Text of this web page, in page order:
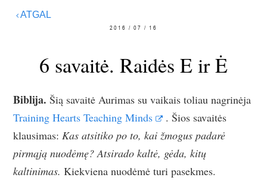
ATGAL
2016 / 07 / 16
6 savaitė. Raidės E ir Ė
Biblija.Šią savaitė Aurimas su vaikais toliau nagrinėja
Training Hearts Teaching Minds
. Šios savaitės
klausimas:Kas atsitiko po to, kai žmogus padarė
pirmąją nuodėmę? Atsirado kaltė, gėda, kitų
kaltinimas.Kiekviena nuodėmė turi pasekmes.